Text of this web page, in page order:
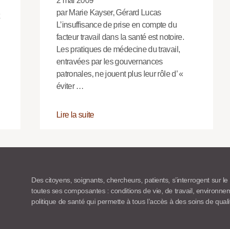
par Marie Kayser, Gérard Lucas
L’insuffisance de prise en compte du
facteur travail dans la santé est notoire.
Les pratiques de médecine du travail,
entravées par les gouvernances
patronales, ne jouent plus leur rôle d’ «
éviter …
Lire la suite
Des citoyens, soignants, chercheurs, patients, s’interrogent sur
toutes ses composantes : conditions de vie, de travail,
politique de santé qui permette à tous l’accès à des soins de